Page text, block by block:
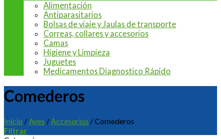
Alimentación
Antiparasitarios
Bolsas de viaje y Jaulas de transporte
Correas, collares y accesorios
Camas
Higiene y Limpieza
Juguetes
Medicamentos Diagnostico Rápido
Comederos
Inicio /Aves /Accesorios /Comederos
Filtrar